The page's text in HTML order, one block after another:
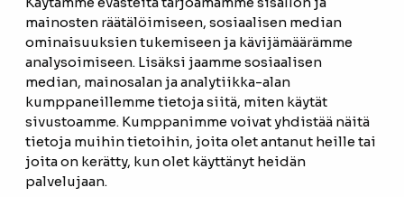
mainosten räätälöimiseen, sosiaalisen median
ominaisuuksien tukemiseen ja kävijämäärämme
analysoimiseen. Lisäksi jaamme sosiaalisen
median, mainosalan ja analytiikka-alan
kumppaneillemme tietoja siitä, miten käytät
sivustoamme. Kumppanimme voivat yhdistää näitä
tietoja muihin tietoihin, joita olet antanut heille tai
joita on kerätty, kun olet käyttänyt heidän
palvelujaan.
ETUSIVU
TUOTTEET
REFERENSSIT
OTA YHTEYTTÄ
TIETOSUOJASELOSTE